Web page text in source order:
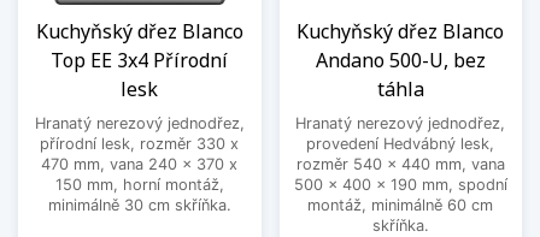
Kuchyňský dřez Blanco
Top EE 3x4 Přírodní
lesk
Hranatý nerezový jednodřez,
přírodní lesk, rozměr 330 x
470 mm, vana 240 x 370 x
150 mm, horní montáž,
minimálně 30 cm skříňka.
Kuchyňský dřez Blanco
Andano 500-U, bez
táhla
Hranatý nerezový jednodřez,
provedení Hedvábný lesk,
rozměr 540 x 440 mm, vana
500 x 400 x 190 mm, spodní
montáž, minimálně 60 cm
skříňka.